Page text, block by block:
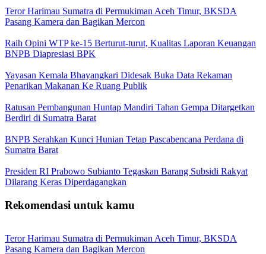
Teror Harimau Sumatra di Permukiman Aceh Timur, BKSDA
Pasang Kamera dan Bagikan Mercon
Raih Opini WTP ke-15 Berturut-turut, Kualitas Laporan Keuangan
BNPB Diapresiasi BPK
Yayasan Kemala Bhayangkari Didesak Buka Data Rekaman
Penarikan Makanan Ke Ruang Publik
Ratusan Pembangunan Huntap Mandiri Tahan Gempa Ditargetkan
Berdiri di Sumatra Barat
BNPB Serahkan Kunci Hunian Tetap Pascabencana Perdana di
Sumatra Barat
Presiden RI Prabowo Subianto Tegaskan Barang Subsidi Rakyat
Dilarang Keras Diperdagangkan
Rekomendasi untuk kamu
Teror Harimau Sumatra di Permukiman Aceh Timur, BKSDA
Pasang Kamera dan Bagikan Mercon